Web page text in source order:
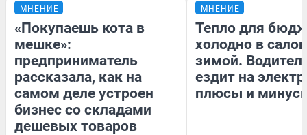
МНЕНИЕ
«Покупаешь кота в
мешке»:
предприниматель
рассказала, как на
самом деле устроен
бизнес со складами
дешевых товаров
МНЕНИЕ
Тепло для
холодно в
зимой.
ездит на
плюсы и